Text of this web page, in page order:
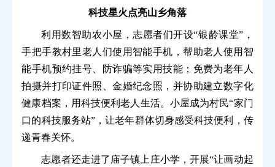
科技星火点亮山乡角落
利用数智助农小屋，志愿者们开设“银龄课堂”，
手把手教村里老人们使用智能手机，帮助老人使用智
能手机预约挂号、防诈骗等实用技能；免费为老年人
拍摄并打印证件照、金婚纪念照，并协助建立数字化
健康档案，用科技便利老人生活。小屋成为村民“家门
口的科技服务站”，让老年群体切身感受科技便利，传
递青春关怀。
志愿者还走进了庙子镇上庄小学，开展“让画动起